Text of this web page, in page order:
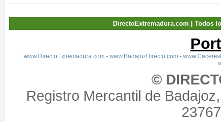
DirectoExtremadura.com | Todos
www.DirectoExtremadura.com- www.BadajozDirecto.com-
©
Registro Mercantil de